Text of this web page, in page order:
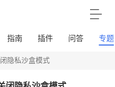
指南 插件 问答 专题
隐私沙盒模式